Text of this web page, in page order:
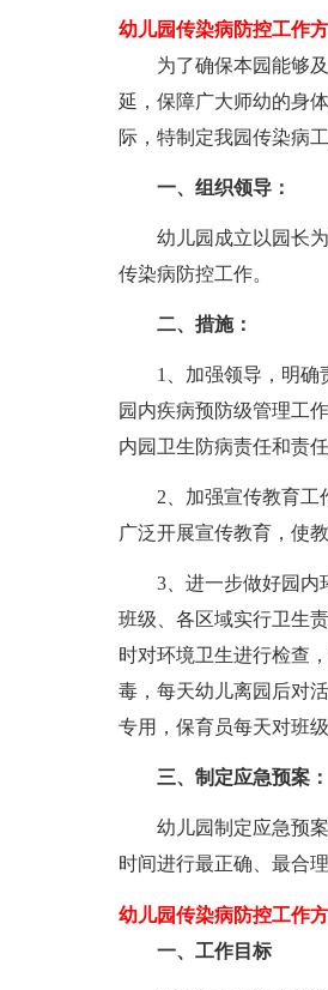
幼儿园传染病防控工作
为了确保本园能够及
延，保障广大师幼的身
际，特制定我园传染病
一、组织领导：
幼儿园成立以园长为
传染病防控工作。
二、措施：
1、加强领导，明确责
园内疾病预防级管理工
内园卫生防病责任和责任
2、加强宣传教育工作
广泛开展宣传教育，使
3、进一步做好园内环
班级、各区域实行卫生
时对环境卫生进行检查
毒，每天幼儿离园后对
专用，保育员每天对班
三、制定应急预案：
幼儿园制定应急预案
时间进行最正确、最合
幼儿园传染病防控工作
一、工作目标